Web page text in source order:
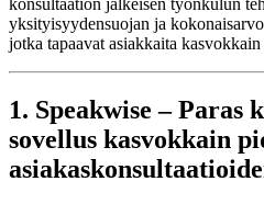
konsultaation jälkeisen työnkulun
yksityisyydensuojan ja
jotka tapaavat asiakkaita kasvokkain
1. Speakwise – Paras
sovellus kasvokkain